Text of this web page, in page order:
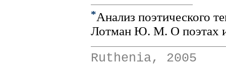
*Анализ поэтического
Лотман Ю. М. О поэтах
Ruthenia, 2005